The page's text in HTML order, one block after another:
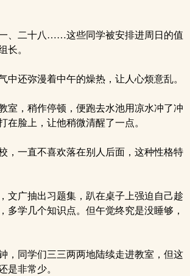
、二十八……这些同学被安排进周日的值
长。
还弥漫着中午的燥热，让人心烦意乱。
室，稍作停顿，便跑去水池用凉水冲了冲
在脸上，让他稍微清醒了一点。
，一直不喜欢落在别人后面，这种性格特
文广抽出习题集，趴在桌子上强迫自己趁
多学几个知识点。但午觉终究是没睡够，
，同学们三三两两地陆续走进教室，但这
是非常少。